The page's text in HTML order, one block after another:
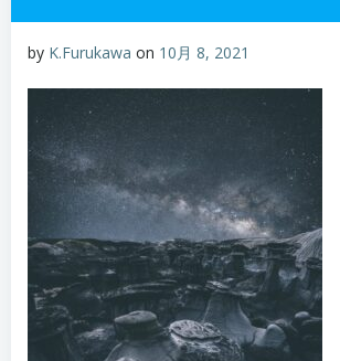
by K.Furukawa on 10月 8, 2021